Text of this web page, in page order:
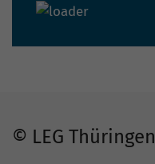
© LEG Thüringen